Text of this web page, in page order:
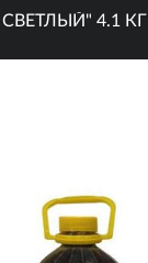
4.1 КГ